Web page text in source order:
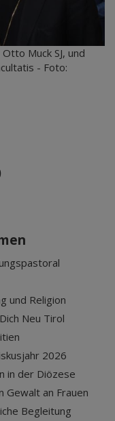
Muck SJ, und
- Foto:
und Religion
Neu Tirol
2026
in der Diözese
Gewalt an Frauen
Begleitung